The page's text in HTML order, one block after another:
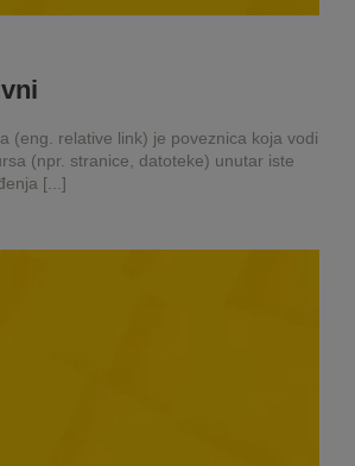
(eng. relative link) je poveznica koja vodi
(npr. stranice, datoteke) unutar iste
[...]